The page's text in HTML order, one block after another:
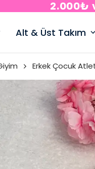
2.000₺
Alt & Üst Takım
Erkek Çocuk